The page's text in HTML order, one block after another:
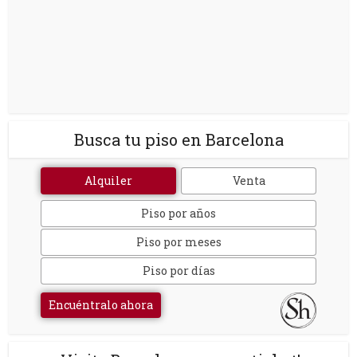
Busca tu piso en Barcelona
Alquiler Venta
Piso por años
Piso por meses
Piso por días
Encuéntralo ahora